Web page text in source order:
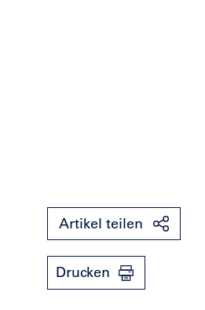
Artikel teilen
Drucken